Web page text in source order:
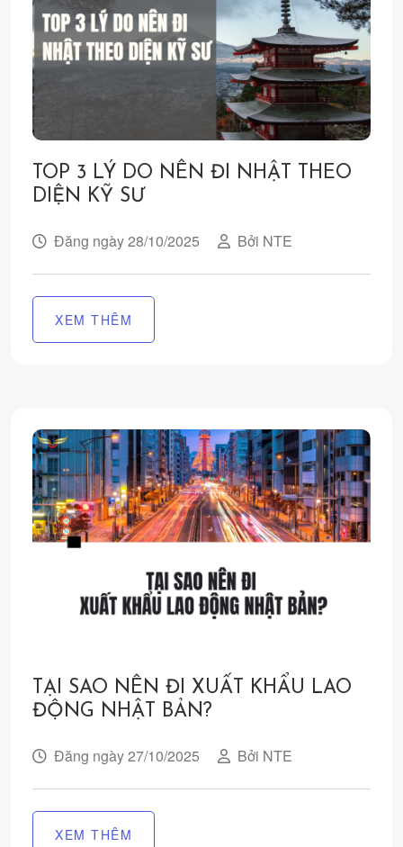
TOP 3 LÝ DO NÊN ĐI NHẬT THEO
DIỆN KỸ SƯ
Đăng ngày 28/10/2025 Bởi NTE
XEM THÊM
TẠI SAO NÊN ĐI XUẤT KHẨU LAO
ĐỘNG NHẬT BẢN?
Đăng ngày 27/10/2025 Bởi NTE
XEM THÊM